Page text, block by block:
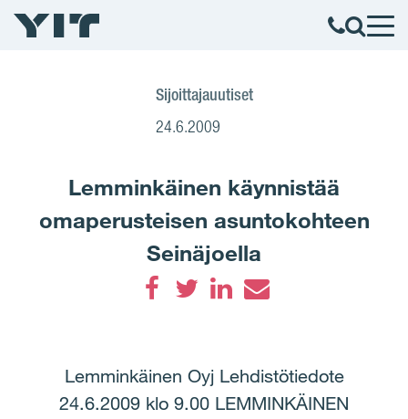
Sijoittajauutiset
24.6.2009
Lemminkäinen käynnistää
omaperusteisen asuntokohteen
Seinäjoella
Lemminkäinen Oyj Lehdistötiedote
24.6.2009 klo 9.00 LEMMINKÄINEN